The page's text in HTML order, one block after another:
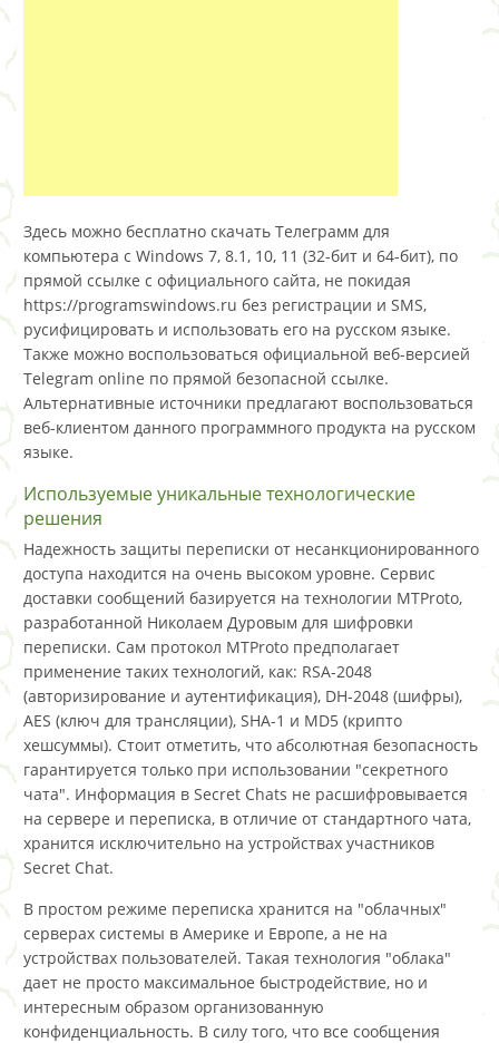
Здесь можно бесплатно скачать Телеграмм для
компьютера с Windows 7, 8.1, 10, 11 (32-бит и 64-бит), по
прямой ссылке с официального сайта, не покидая
https://programswindows.ru без регистрации и SMS,
русифицировать и использовать его на русском языке.
Также можно воспользоваться официальной веб-версией
Telegram online по прямой безопасной ссылке.
Альтернативные источники предлагают воспользоваться
веб-клиентом данного программного продукта на русском
языке.
Используемые уникальные технологические
решения
Надежность защиты переписки от несанкционированного
доступа находится на очень высоком уровне. Сервис
доставки сообщений базируется на технологии MTProto,
разработанной Николаем Дуровым для шифровки
переписки. Сам протокол MTProto предполагает
применение таких технологий, как: RSA-2048
(авторизирование и аутентификация), DH-2048 (шифры),
AES (ключ для трансляции), SHA-1 и MD5 (крипто
хешсуммы). Стоит отметить, что абсолютная безопасность
гарантируется только при использовании "секретного
чата". Информация в Secret Chats не расшифровывается
на сервере и переписка, в отличие от стандартного чата,
хранится исключительно на устройствах участников
Secret Chat.
В простом режиме переписка хранится на "облачных"
серверах системы в Америке и Европе, а не на
устройствах пользователей. Такая технология "облака"
дает не просто максимальное быстродействие, но и
интересным образом организованную
конфиденциальность. В силу того, что все сообщения